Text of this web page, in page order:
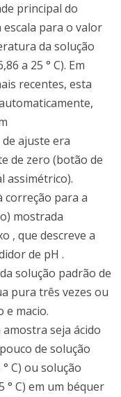
principal do
para o valor
da solução
a 25 ° C). Em
recentes, esta
ajuste era
de zero (botão de
assimétrico).
correção para a
mostrada
, que descreve a
de pH .
solução padrão de
pura três vezes ou
e macio.
seja ácido
de solução
C) ou solução
° C) em um béquer